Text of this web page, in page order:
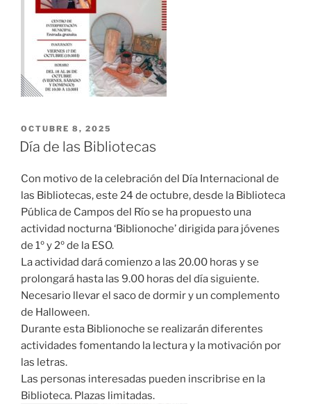
OCTUBRE 8, 2025
Día de las Bibliotecas
Con motivo de la celebración del Día Internacional de
las Bibliotecas, este 24 de octubre, desde la Biblioteca
Pública de Campos del Río se ha propuesto una
actividad nocturna ‘Biblionoche’ dirigida para jóvenes
de 1º y 2º de la ESO.
La actividad dará comienzo a las 20.00 horas y se
prolongará hasta las 9.00 horas del día siguiente.
Necesario llevar el saco de dormir y un complemento
de Halloween.
Durante esta Biblionoche se realizarán diferentes
actividades fomentando la lectura y la motivación por
las letras.
Las personas interesadas pueden inscribrise en la
Biblioteca. Plazas limitadas.